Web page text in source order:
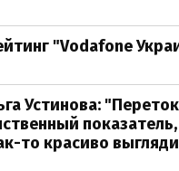
"Vodafone
Устинова: "Переток
показатель,
то красиво